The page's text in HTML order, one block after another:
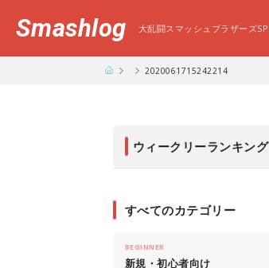
Smashlog 大乱闘スマッシュブラザーズ
2020061715242214
ウィークリーランキング
すべてのカテゴリー
BEGINNER
新規・初心者向け